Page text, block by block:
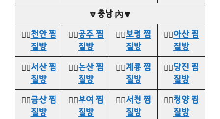
🔽충남 內🔽
👉🏻천안 찜
질방
👉🏻공주 찜
질방
👉🏻보령 찜
질방
👉🏻아산 찜
질방
👉🏻서산 찜
질방
👉🏻논산 찜
질방
👉🏻계룡 찜
질방
👉🏻당진 찜
질방
👉🏻금산 찜
질방
👉🏻부여 찜
질방
👉🏻서천 찜
질방
👉🏻청양 찜
질방